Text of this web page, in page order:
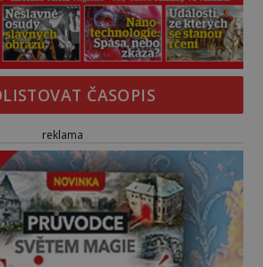
ČASOPIS
reklama